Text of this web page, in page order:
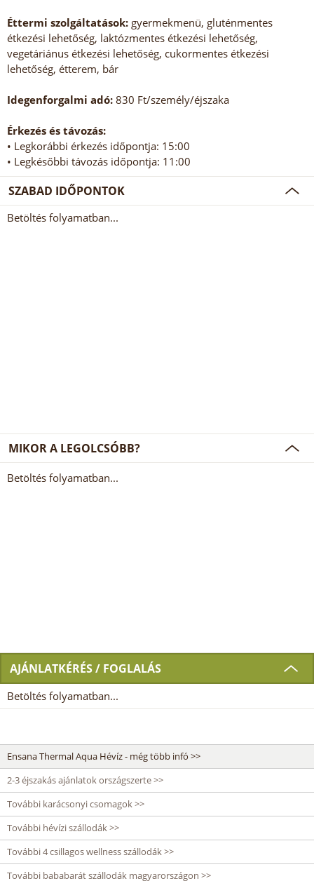
Éttermi szolgáltatások: gyermekmenü, gluténmentes
étkezési lehetőség, laktózmentes étkezési lehetőség,
vegetáriánus étkezési lehetőség, cukormentes étkezési
lehetőség, étterem, bár
Idegenforgalmi adó: 830 Ft/személy/éjszaka
Érkezés és távozás:
• Legkorábbi érkezés időpontja: 15:00
• Legkésőbbi távozás időpontja: 11:00
SZABAD IDŐPONTOK
Betöltés folyamatban...
MIKOR A LEGOLCSÓBB?
Betöltés folyamatban...
AJÁNLATKÉRÉS / FOGLALÁS
Betöltés folyamatban...
Ensana Thermal Aqua Hévíz - még több infó >>
2-3 éjszakás ajánlatok országszerte >>
További karácsonyi csomagok >>
További hévízi szállodák >>
További 4 csillagos wellness szállodák >>
További bababarát szállodák magyarországon >>